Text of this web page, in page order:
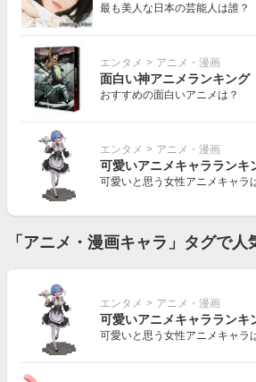
最も美人な日本の芸能人は誰？
エンタメ > アニメ・漫画
面白い神アニメランキング
おすすめの面白いアニメは？
エンタメ > アニメ・漫画
可愛いアニメキャラランキ
可愛いと思う女性アニメキャラ
「アニメ・漫画キャラ」タグで
エンタメ > アニメ・漫画
可愛いアニメキャラランキ
可愛いと思う女性アニメキャラ